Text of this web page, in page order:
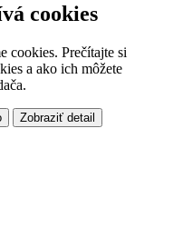
cookies
cookies. Prečítajte si
a ako ich môžete
Zobraziť detail